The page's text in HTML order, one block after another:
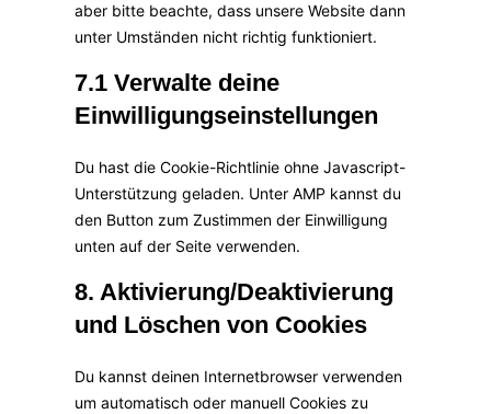
aber bitte beachte, dass unsere Website dann
unter Umständen nicht richtig funktioniert.
7.1 Verwalte deine
Einwilligungseinstellungen
Du hast die Cookie-Richtlinie ohne Javascript-
Unterstützung geladen. Unter AMP kannst du
den Button zum Zustimmen der Einwilligung
unten auf der Seite verwenden.
8. Aktivierung/Deaktivierung
und Löschen von Cookies
Du kannst deinen Internetbrowser verwenden
um automatisch oder manuell Cookies zu